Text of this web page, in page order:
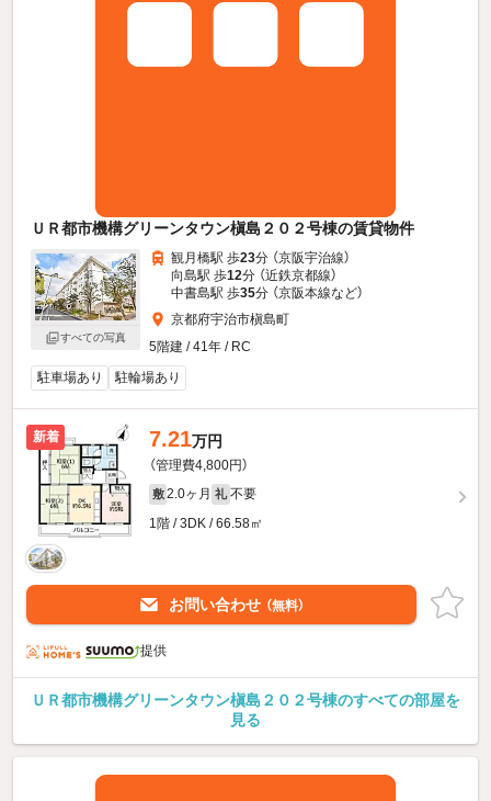
ＵＲ都市機構グリーンタウン槇島２０２号棟の賃貸物件
すべての写真
観月橋駅 歩23分 （京阪宇治線）
向島駅 歩12分 （近鉄京都線）
中書島駅 歩35分 （京阪本線など）
京都府宇治市槇島町
5階建 / 41年 / RC
駐車場あり
駐輪場あり
新着 7.21万円
（管理費4,800円）
敷 2.0ヶ月 礼 不要
1階 / 3DK / 66.58㎡
お問い合わせ （無料）
提供
ＵＲ都市機構グリーンタウン槇島２０２号棟のすべての部屋を
見る